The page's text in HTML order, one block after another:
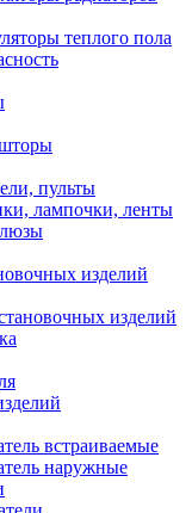
теплого пола
пульты
лампочки, ленты
изделий
изделий
встраиваемые
наружные